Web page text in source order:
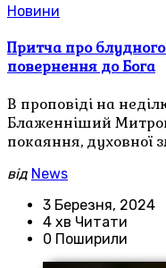
Новини
Притча про
повернення до Бога
В проповіді на
Блаженніший
покаяння, духовної
від News
3 Березня, 2024
4 хв Читати
0 Поширили